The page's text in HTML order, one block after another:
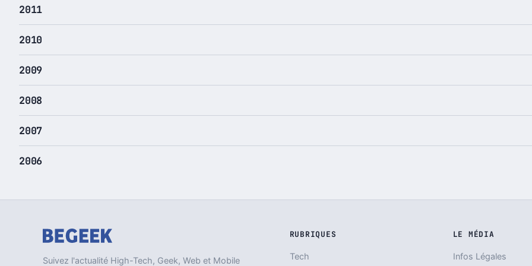
2011
2010
2009
2008
2007
2006
Suivez l'actualité High-Tech, Geek, Web et Mobile
RUBRIQUES
Tech
LE MÉDIA
Infos Légales